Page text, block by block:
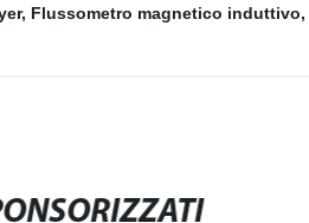
, Flussometro magnetico induttivo,